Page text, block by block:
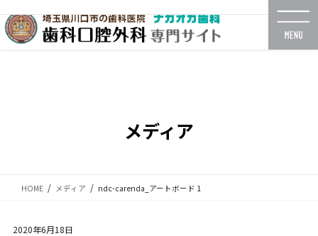
ン
テ
ビ
ゲ
メディア
HOME メディア ndc-carenda_アートボード 1
2020年6月18日